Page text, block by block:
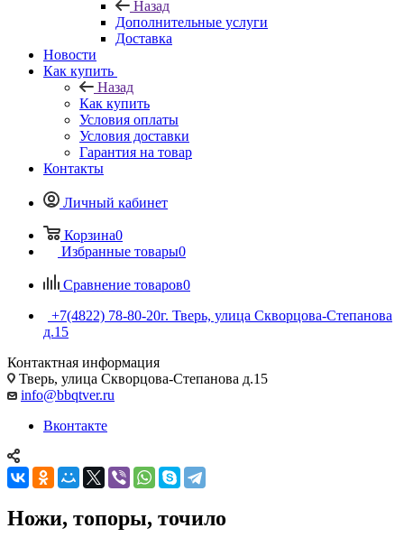
Назад
Дополнительные услуги
Доставка
Новости
Как купить
Назад
Как купить
Условия оплаты
Условия доставки
Гарантия на товар
Контакты
Личный кабинет
Корзина0
Избранные товары0
Сравнение товаров0
+7(4822) 78-80-20г. Тверь, улица Скворцова-Степанова
д.15
Контактная информация
Тверь, улица Скворцова-Степанова д.15
info@bbqtver.ru
Вконтакте
Ножи, топоры, точило